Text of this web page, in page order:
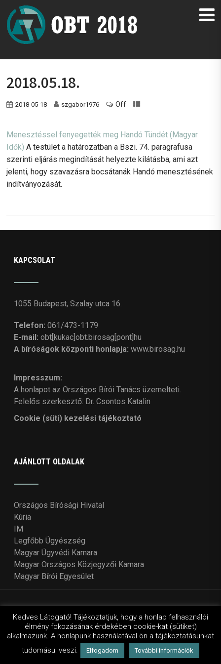
2018.05.18.
2018-05-18 szgabor1976 Off
Menesztéssel fenyegették meg Handó Tündét (Magyar
Idők) A testület a határozatban a Bszi. 74. paragrafusa
szerinti eljárás megindítását helyezte kilátásba, ami azt
jelenti, hogy szavazásra bocsátanák Handó menesztésének
indítványozását.
KAPCSOLAT
1055 Budapest, Szalay utca 16.
Telefon: 061/473-1179
E-mail: obt[kukac]obt.birosag[pont]hu
A bíróságok központi honlapja: www.birosag.hu
Impresszum:
A honlapot az Országos Bírói Tanács üzemelteti.
Felelős szerkesztő: Dr. Csontos Katalin
Cookie (süti) kezelési tájékoztató
AJÁNLOTT OLDALAK
Országos Bírósági Hivatal
Kúria
IM
Legfőbb Ügyészség
Magyar Ügyvédi Kamara
Magyar Országos Közjegyzői Kamara
Magyar Bírói Egyesület
© Copyright 2018 - 2021Országos Bírói Tanács. Design
by Wordpressvilág
Kedves Látogató! Tájékoztatjuk, hogy a honlap felhasználói
élmény fokozásának érdekében cookie-kat (sütiket)
alkalmazunk. A honlapunk használatával ön a tájékoztatásunkat
tudomásul veszi.
Elfogadom További információk